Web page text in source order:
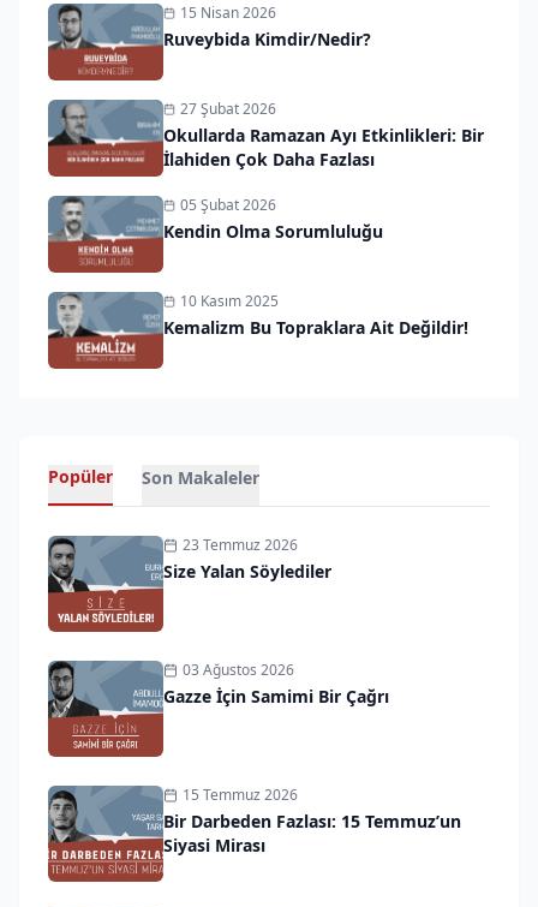
15 Nisan 2026
Ruveybida Kimdir/Nedir?
27 Şubat 2026
Okullarda Ramazan Ayı Etkinlikleri: Bir
İlahiden Çok Daha Fazlası
05 Şubat 2026
Kendin Olma Sorumluluğu
10 Kasım 2025
Kemalizm Bu Topraklara Ait Değildir!
Popüler Son Makaleler
23 Temmuz 2026
Size Yalan Söylediler
03 Ağustos 2026
Gazze İçin Samimi Bir Çağrı
15 Temmuz 2026
Bir Darbeden Fazlası: 15 Temmuz’un
Siyasi Mirası